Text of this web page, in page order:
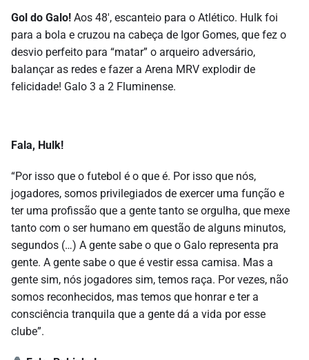
Gol do Galo! Aos 48′, escanteio para o Atlético. Hulk foi
para a bola e cruzou na cabeça de Igor Gomes, que fez o
desvio perfeito para “matar” o arqueiro adversário,
balançar as redes e fazer a Arena MRV explodir de
felicidade! Galo 3 a 2 Fluminense.
Fala, Hulk!
“Por isso que o futebol é o que é. Por isso que nós,
jogadores, somos privilegiados de exercer uma função e
ter uma profissão que a gente tanto se orgulha, que mexe
tanto com o ser humano em questão de alguns minutos,
segundos (…) A gente sabe o que o Galo representa pra
gente. A gente sabe o que é vestir essa camisa. Mas a
gente sim, nós jogadores sim, temos raça. Por vezes, não
somos reconhecidos, mas temos que honrar e ter a
consciência tranquila que a gente dá a vida por esse
clube”.